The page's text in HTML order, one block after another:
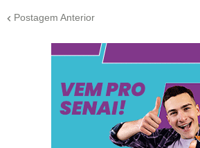
Postagem Anterior